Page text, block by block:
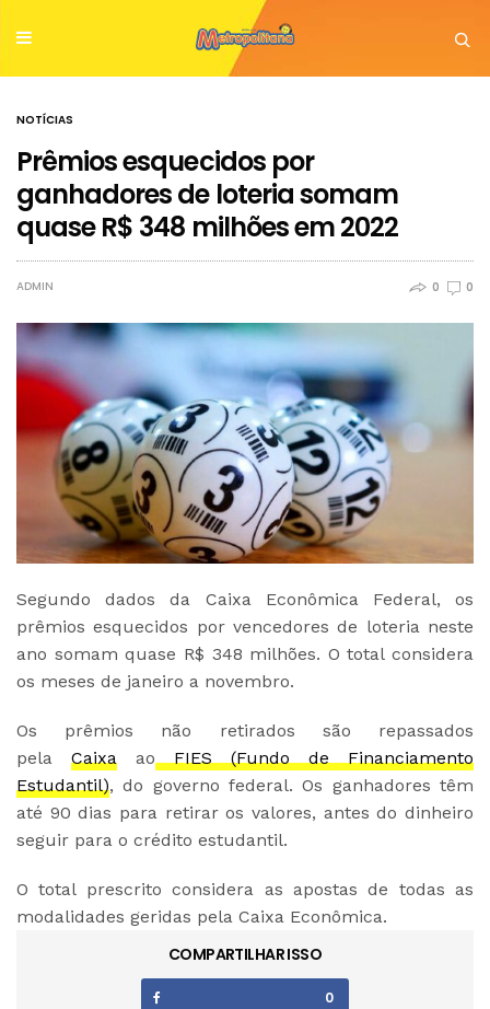
NOTÍCIAS
Prêmios esquecidos por
ganhadores de loteria somam
quase R$ 348 milhões em 2022
ADMIN 0 0
Segundo dados da Caixa Econômica Federal, os
prêmios esquecidos por vencedores de loteria neste
ano somam quase R$ 348 milhões. O total considera
os meses de janeiro a novembro.
Os prêmios não retirados são repassados
pela Caixa aoFIES (Fundo de Financiamento
Estudantil), do governo federal. Os ganhadores têm
até 90 dias para retirar os valores, antes do dinheiro
seguir para o crédito estudantil.
O total prescrito considera as apostas de todas as
modalidades geridas pela Caixa Econômica.
COMPARTILHAR ISSO
0